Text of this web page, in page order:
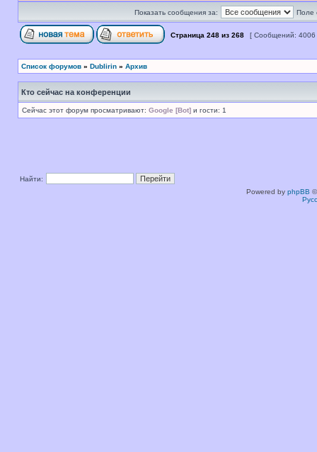
Показать сообщения за: Поле
Страница 248 из 268 [ Сообщений:
Список форумов » Dublirin » Архив
Кто сейчас на конференции
Сейчас этот форум просматривают: Google [Bot] и гости: 1
Найти:
Powered by phpBB